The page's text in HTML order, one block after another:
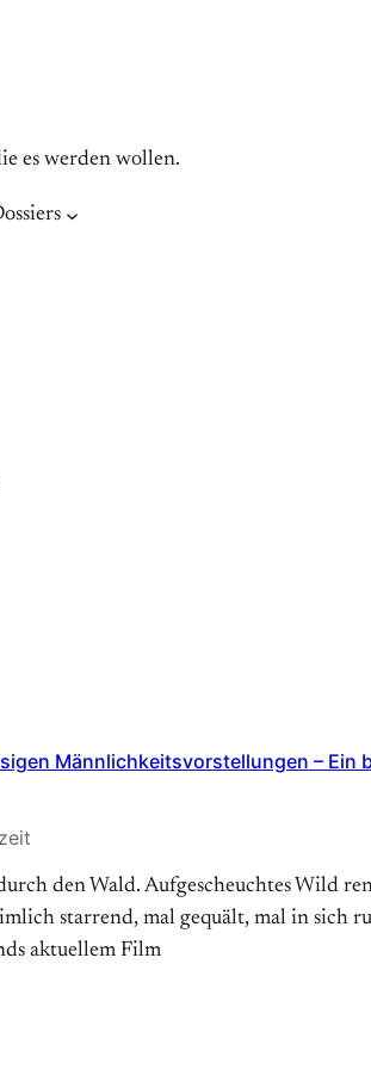
es werden wollen.
Männlichkeitsvorstellungen –
den Wald. Aufgescheuchtes Wild
starrend, mal gequält, mal in sich
aktuellem Film